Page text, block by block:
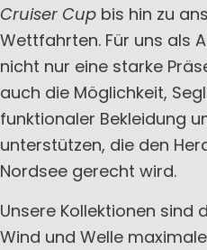
Cruiser Cup bis hin zu
Wettfahrten. Für uns als
nicht nur eine starke
auch die Möglichkeit,
funktionaler Bekleidung
unterstützen, die den
Nordsee gerecht wird.
Unsere Kollektionen sind
Wind und Welle